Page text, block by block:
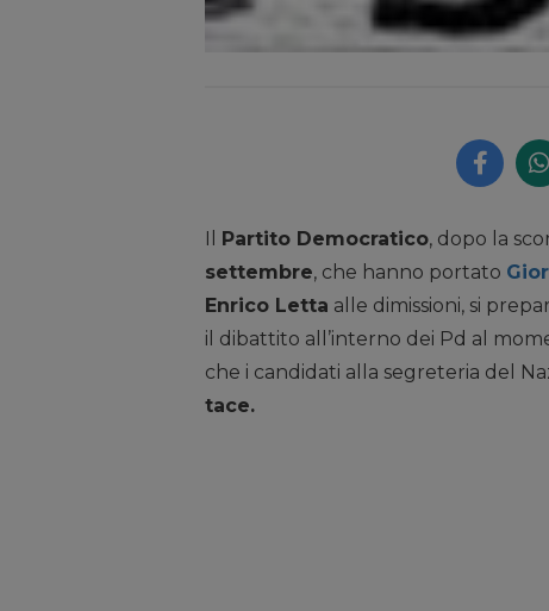
Il Partito Democratico, dopo la
settembre, che hanno portato
Enrico Letta alle dimissioni, si
il dibattito all’interno dei Pd al
che i candidati alla segreteria del
tace.